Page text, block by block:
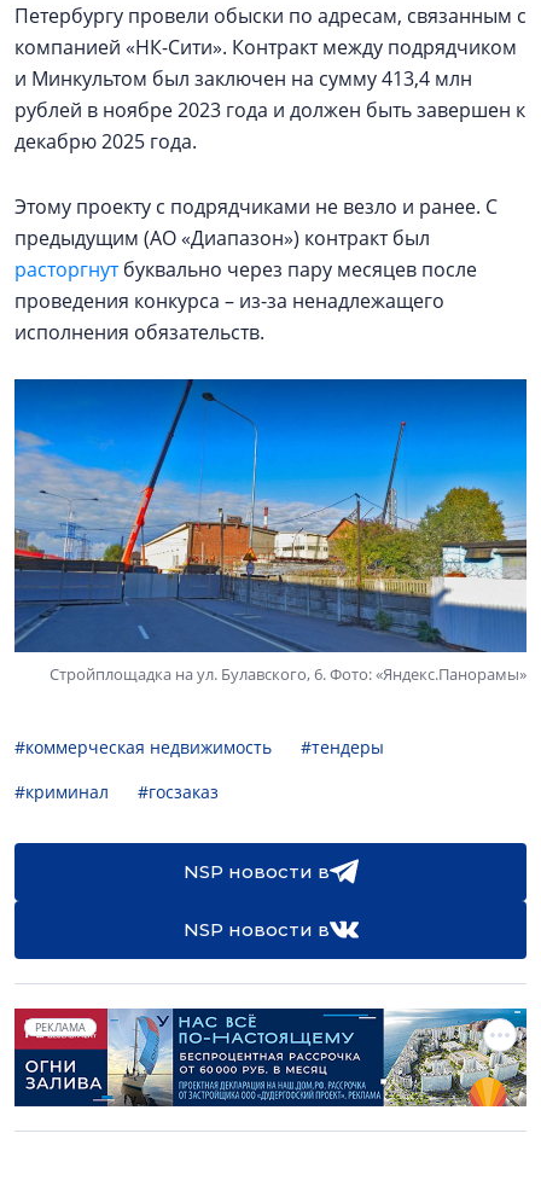
Петербургу провели обыски по адресам, связанным с
компанией «НК-Сити». Контракт между подрядчиком
и Минкультом был заключен на сумму 413,4 млн
рублей в ноябре 2023 года и должен быть завершен к
декабрю 2025 года.
Этому проекту с подрядчиками не везло и ранее. С
предыдущим (АО «Диапазон») контракт был
расторгнутбуквально через пару месяцев после
проведения конкурса – из-за ненадлежащего
исполнения обязательств.
Стройплощадка на ул. Булавского, 6. Фото: «Яндекс.Панорамы»
#коммерческая недвижимость
#тендеры
#криминал
#госзаказ
NSP новости в
NSP новости в
РЕКЛАМА